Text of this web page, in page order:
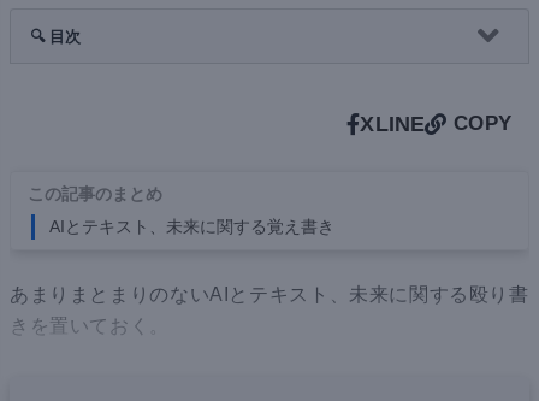
🔍 目次
XLINE COPY
この記事のまとめ
AIとテキスト、未来に関する覚え書き
あまりまとまりのないAIとテキスト、未来に関する殴り書
きを置いておく。